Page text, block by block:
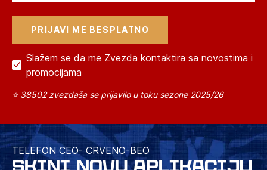
Slažem se da me Zvezda kontaktira sa novostima i
promocijama
⭐ 38502 zvezdaša se prijavilo u toku sezone 2025/26
TELEFON CEO- CRVENO-BEO